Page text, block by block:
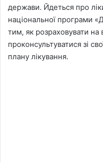
держави. Йдеться про
національної програми
тим, як розраховувати на
проконсультуватися зі
плану лікування.